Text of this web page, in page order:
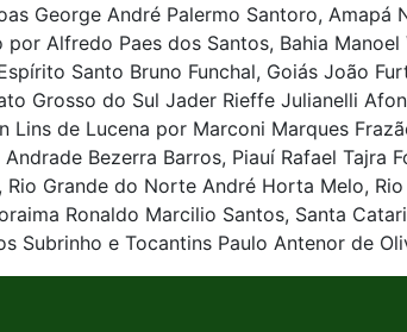
George André Palermo Santoro, Amapá
Alfredo Paes dos Santos, Bahia
Santo Bruno Funchal, Goiás João
Grosso do Sul Jader Rieffe Julianelli
de Lucena por Marconi Marques
Bezerra Barros, Piauí Rafael Tajra
Grande do Norte André Horta Melo,
Ronaldo Marcilio Santos, Santa
Subrinho e Tocantins Paulo Antenor de